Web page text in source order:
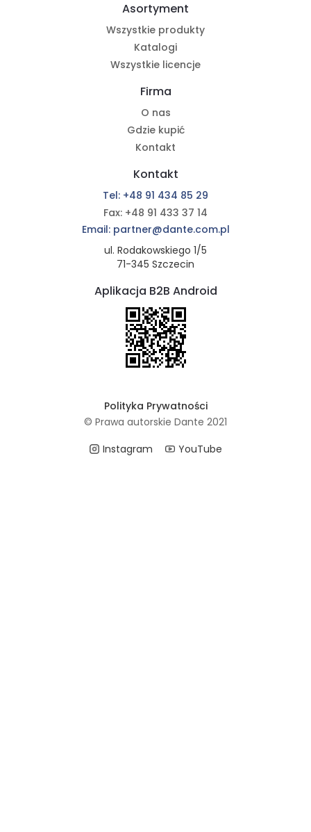
Asortyment
Wszystkie produkty
Katalogi
Wszystkie licencje
Firma
O nas
Gdzie kupić
Kontakt
Kontakt
Tel: +48 91 434 85 29
Fax: +48 91 433 37 14
Email: partner@dante.com.pl
ul. Rodakowskiego 1/5
71-345 Szczecin
Aplikacja B2B Android
Polityka Prywatności
© Prawa autorskie Dante 2021
Instagram
YouTube